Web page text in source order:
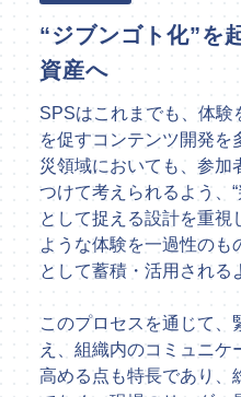
“ジブンゴト化”を
資産へ
SPSはこれまでも、体験
を促すコンテンツ開発を
災領域においても、参加
つけて考えられるよう、
として捉える設計を重視
ような体験を一過性のも
として蓄積・活用される
このプロセスを通じて、
え、組織内のコミュニケ
高める点も特長であり、